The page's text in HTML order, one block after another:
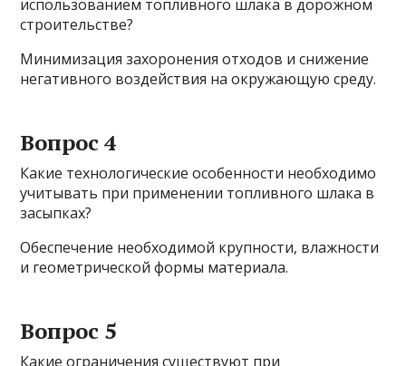
использованием топливного шлака в дорожном
строительстве?
Минимизация захоронения отходов и снижение
негативного воздействия на окружающую среду.
Вопрос 4
Какие технологические особенности необходимо
учитывать при применении топливного шлака в
засыпках?
Обеспечение необходимой крупности, влажности
и геометрической формы материала.
Вопрос 5
Какие ограничения существуют при